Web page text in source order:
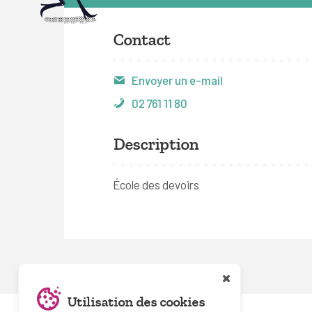
Contact
Envoyer un e-mail
02 761 11 80
Description
École des devoirs
Utilisation des cookies